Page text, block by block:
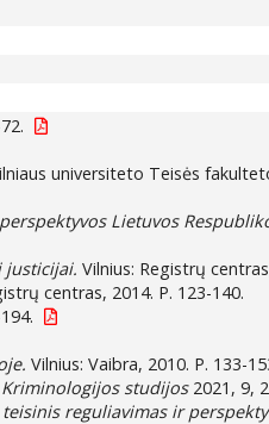
universiteto Teisės
Lietuvos
justicijai. Vilnius: Registrų
centras, 2014. P. 123-140.
Vilnius: Vaibra, 2010. P. 133-
Kriminologijos studijos2021, 9,
reguliavimas ir